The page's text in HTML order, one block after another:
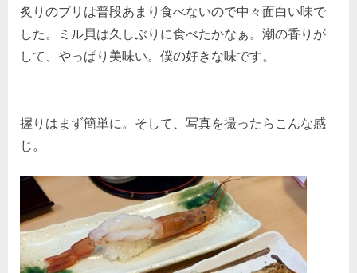
炙りのブリは普段あまり食べないので中々面白い味で
した。ミル貝は久しぶりに食べたかなぁ。潮の香りが
して、やっぱり美味い。僕の好きな味です。
握りはまず簡単に。そして、写真を撮ったらこんな感
じ。